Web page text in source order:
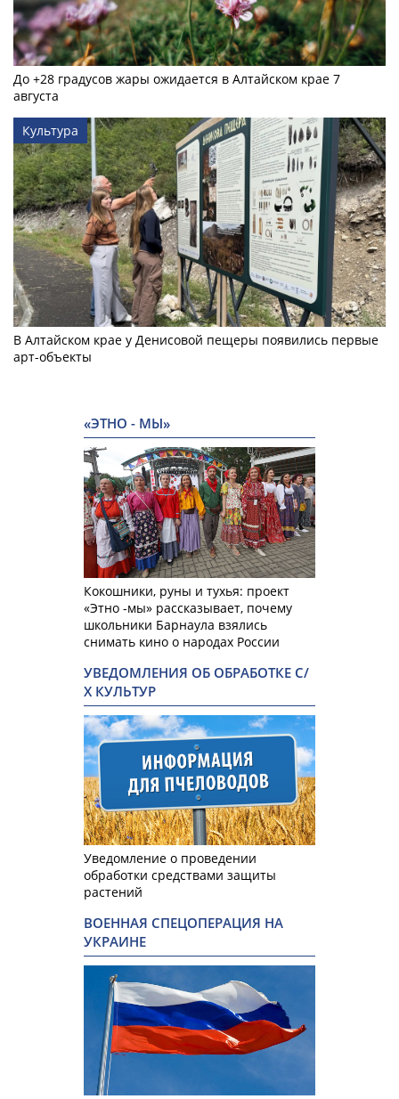
До +28 градусов жары ожидается в Алтайском крае 7
августа
Культура
В Алтайском крае у Денисовой пещеры появились первые
арт-объекты
«ЭТНО - МЫ»
Кокошники, руны и тухья: проект
«Этно -мы» рассказывает, почему
школьники Барнаула взялись
снимать кино о народах России
УВЕДОМЛЕНИЯ ОБ ОБРАБОТКЕ С/
Х КУЛЬТУР
Уведомление о проведении
обработки средствами защиты
растений
ВОЕННАЯ СПЕЦОПЕРАЦИЯ НА
УКРАИНЕ